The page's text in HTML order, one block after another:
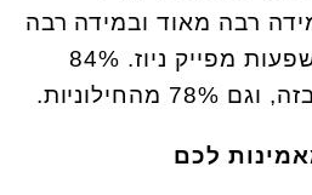
רבה מאוד ובמידה רבה
שהבחירות האלה מושפעות מפייק ניוז. 84%
לכם